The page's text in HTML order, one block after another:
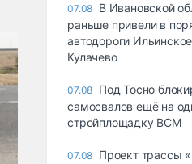
07.08 В Ивановской
раньше привели в
автодороги
Кулачево
07.08 Под Тосно
самосвалов ещё на
стройплощадку ВСМ
07.08 Проект трассы